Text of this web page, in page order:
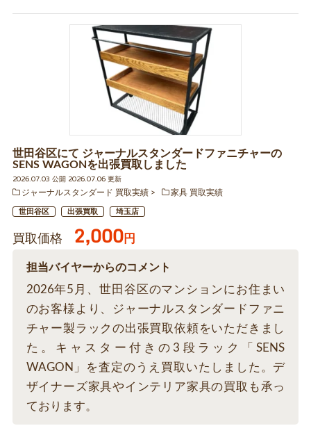
世田谷区にて ジャーナルスタンダードファニチャーの
SENS WAGONを出張買取しました
2026.07.03 公開 2026.07.06 更新
ジャーナルスタンダード 買取実績
家具 買取実績
世田谷区 出張買取 埼玉店
買取価格 2,000円
担当バイヤーからのコメント
2026年5月、世田谷区のマンションにお住まい
のお客様より、ジャーナルスタンダードファニ
チャー製ラックの出張買取依頼をいただきまし
た。キャスター付きの3段ラック「SENS
WAGON」を査定のうえ買取いたしました。デ
ザイナーズ家具やインテリア家具の買取も承っ
ております。